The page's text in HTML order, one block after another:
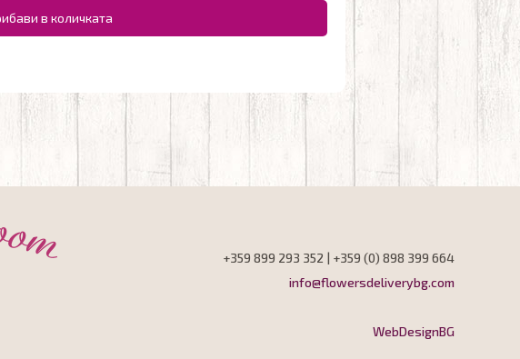
в количката
+359 899 293 352 | +359 (0) 898 399 664
info@flowersdeliverybg.com
WebDesignBG